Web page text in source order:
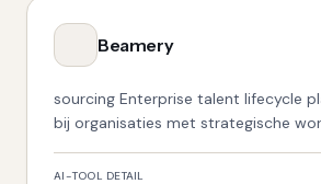
Beamery
sourcing Enterprise talent lifecycle
bij organisaties met strategische
AI-TOOL DETAIL